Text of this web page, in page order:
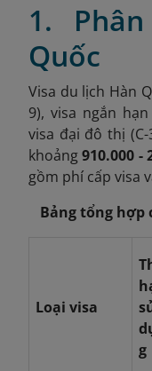
1.
Quốc
Visa du lịch Hàn
9), visa ngắn
visa đại đô thị
khoảng910.000
gồm phí cấp visa
Bảng tổng hợp
Loại visa
g